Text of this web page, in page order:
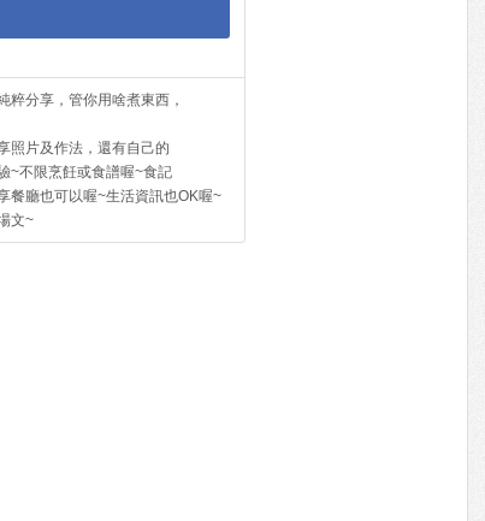
粹分享，管你用啥煮東西，
照片及作法，還有自己的
~不限烹飪或食譜喔~食記
餐廳也可以喔~生活資訊也OK喔~
文~